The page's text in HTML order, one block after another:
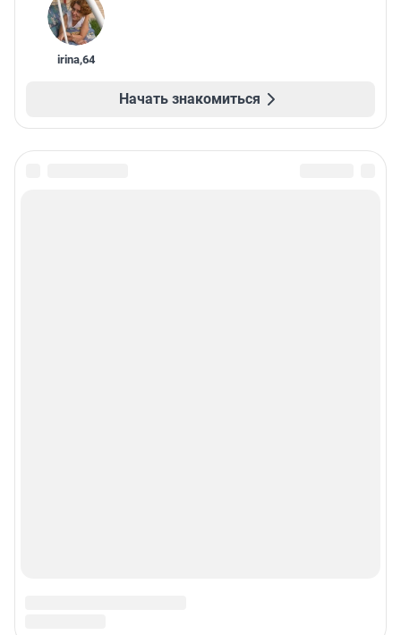
irina,64
Начать знакомиться